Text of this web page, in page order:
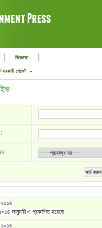
| জিজ্ঞাসা |
সরকারী গেজেট »
:
সার্চ করুন
২০১৪
জানুয়ারী এ প্রকাশিত হয়েছে
২০১৪